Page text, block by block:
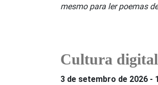
mesmo para ler poemas
Cultura
3 de setembro de 2026 -